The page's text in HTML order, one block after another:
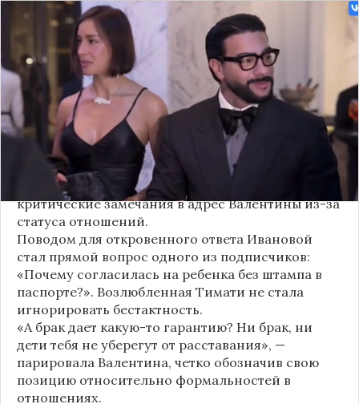
Валентина Иванова, избранница рэпера Тимати,
публично ответила на бестактный вопрос о
своем решении родить ребенка вне
официального брака. Ее резкая реакция стала
первым косвенным подтверждением слухов о
рождении дочери, ранее распространяемых
изданием «СтарХит».
Хотя сама звездная пара официально не
объявляла о пополнении, поклонники уже
засыпали их поздравлениями. Однако
некоторые комментаторы позволили себе
критические замечания в адрес Валентины из-за
статуса отношений.
Поводом для откровенного ответа Ивановой
стал прямой вопрос одного из подписчиков:
«Почему согласилась на ребенка без штампа в
паспорте?». Возлюбленная Тимати не стала
игнорировать бестактность.
«А брак дает какую-то гарантию? Ни брак, ни
дети тебя не уберегут от расставания», —
парировала Валентина, четко обозначив свою
позицию относительно формальностей в
отношениях.